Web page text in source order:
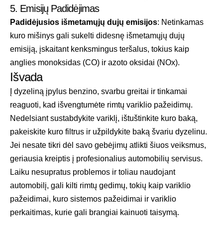
5. Emisijų Padidėjimas
Padidėjusios išmetamųjų dujų emisijos: Netinkamas
kuro mišinys gali sukelti didesnę išmetamųjų dujų
emisiją, įskaitant kenksmingus teršalus, tokius kaip
anglies monoksidas (CO) ir azoto oksidai (NOx).
Išvada
Į dyzeliną įpylus benzino, svarbu greitai ir tinkamai
reaguoti, kad išvengtumėte rimtų variklio pažeidimų.
Nedelsiant sustabdykite variklį, ištuštinkite kuro baką,
pakeiskite kuro filtrus ir užpildykite baką švariu dyzelinu.
Jei nesate tikri dėl savo gebėjimų atlikti šiuos veiksmus,
geriausia kreiptis į profesionalius automobilių servisus.
Laiku nesupratus problemos ir toliau naudojant
automobilį, gali kilti rimtų gedimų, tokių kaip variklio
pažeidimai, kuro sistemos pažeidimai ir variklio
perkaitimas, kurie gali brangiai kainuoti taisymą.